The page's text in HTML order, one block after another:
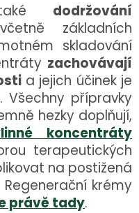
dodržování
základních
skladování
zachovávají
a jejich účinek je
Všechny přípravky
hezky doplňují,
koncentráty
terapeutických
na postižená
krémy
právě tady.